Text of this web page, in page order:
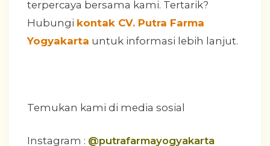
terpercaya bersama kami. Tertarik?
Hubungi kontak CV. Putra Farma
Yogyakarta untuk informasi lebih lanjut.
Temukan kami di media sosial
Instagram : @putrafarmayogyakarta